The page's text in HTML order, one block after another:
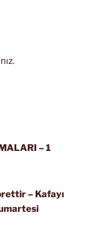
.
– 1
– Kafayı